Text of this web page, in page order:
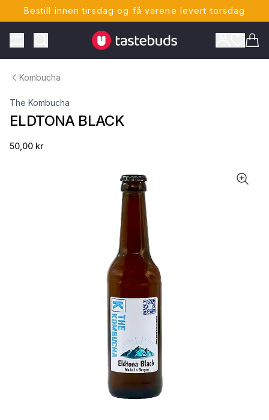
Bestill innen tirsdag og få varene levert torsdag
Toggle Menu
Tastebuds - Lokalmat rett hjem
Kombucha
The Kombucha
ELDTONA BLACK
50,00 kr